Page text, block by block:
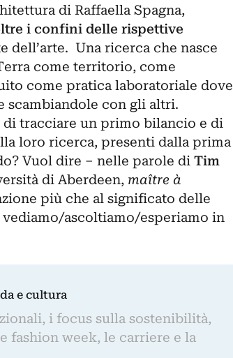
di Raffaella Spagna,
i confini delle rispettive
dell’arte. Una ricerca che nasce
come territorio, come
come pratica laboratoriale dove
scambiandole con gli altri.
tracciare un primo bilancio e di
loro ricerca, presenti dalla prima
Vuol dire – nelle parole di Tim
di Aberdeen,maître à
più che al significato delle
ascoltiamo/esperiamo in
e cultura
i focus sulla sostenibilità,
fashion week, le carriere e la